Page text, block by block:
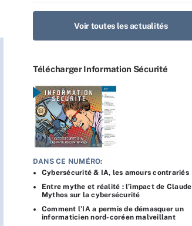
Voir toutes les actualités
Télécharger Information Sécurité
DANS CE NUMÉRO:
Cybersécurité & IA, les amours contrariés
Entre mythe et réalité : l’impact de Claude
Mythos sur la cybersécurité
Comment l’IA a permis de démasquer un
informaticien nord-coréen malveillant